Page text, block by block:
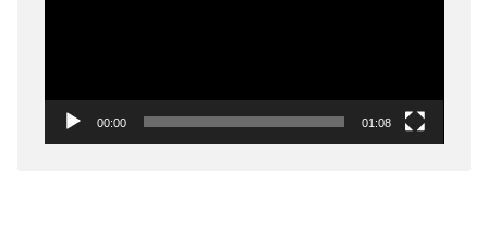
00:00 01:08